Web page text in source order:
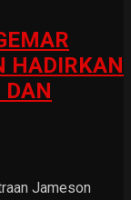
HADIRKAN
DAN
Jameson